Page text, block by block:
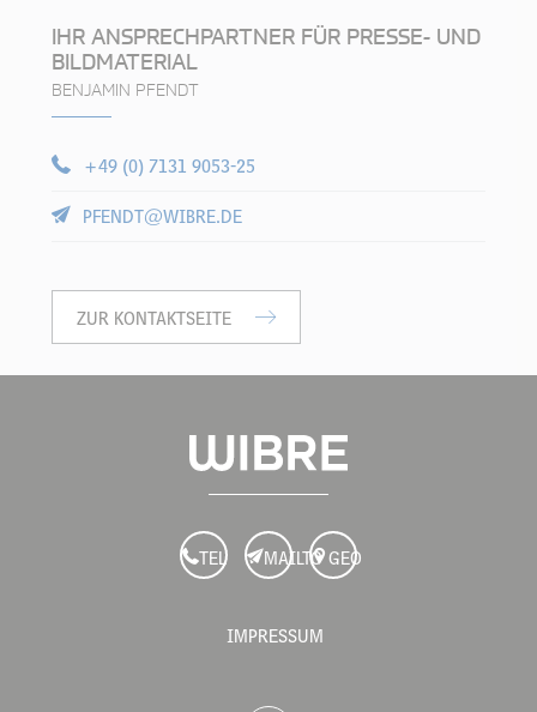
IHR ANSPRECHPARTNER FÜR PRESSE- UND
BILDMATERIAL
BENJAMIN PFENDT
+49 (0) 7131 9053-25
PFENDT@WIBRE.DE
ZUR KONTAKTSEITE
TEL MAILTO GEO
IMPRESSUM